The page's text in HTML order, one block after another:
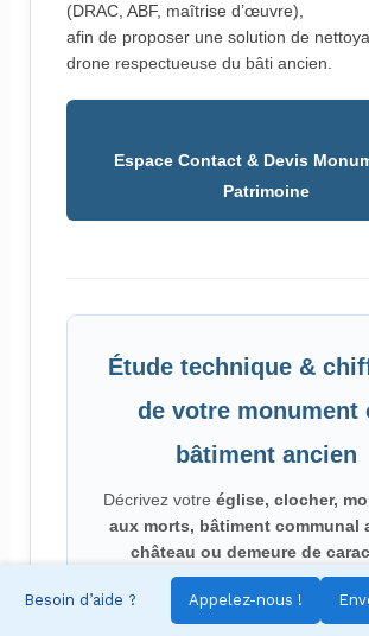
Besoin d’aide ? Appelez-nous !
(DRAC, ABF, maîtrise d’œuvre),
afin de proposer une solution de
drone respectueuse du bâti ancien.
Espace Contact & Devis
Patrimoine
Étude technique &
de votre monument
bâtiment ancien
Décrivez votre église, clocher,
aux morts, bâtiment communal
château ou demeure de
(type de matériaux, hauteurs,
traiter, contraintes d’accès,
Nous analysons votre demande